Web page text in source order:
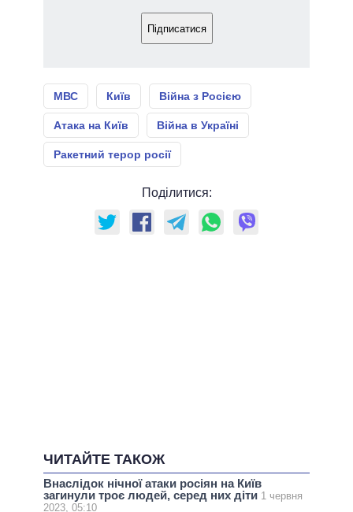
Підписатися
МВС Київ Війна з Росією
Атака на Київ Війна в Україні
Ракетний терор росії
Поділитися:
ЧИТАЙТЕ ТАКОЖ
Внаслідок нічної атаки росіян на Київ
загинули троє людей, серед них діти 1 червня
2023, 05:10